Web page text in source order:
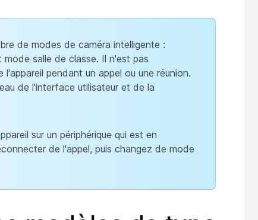
de modes de caméra intelligente :
salle de classe. Il n'est pas
pendant un appel ou une réunion.
de l'interface utilisateur et de la
sur un périphérique qui est en
de l'appel, puis changez de mode